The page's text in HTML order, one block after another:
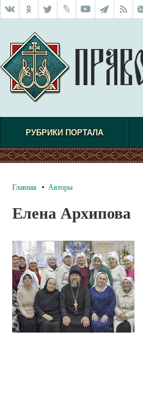
РУБРИКИ ПОРТАЛА
Главная Авторы
Елена Архипова